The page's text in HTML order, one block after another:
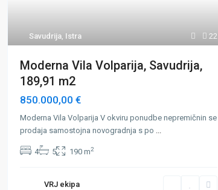
22
Savudrija, Istra
Moderna Vila Volparija, Savudrija,
189,91 m2
850.000,00 €
Moderna Vila Volparija V okviru ponudbe nepremičnin se
prodaja samostojna novogradnja s po ...
4 5 190 m2
VRJ ekipa